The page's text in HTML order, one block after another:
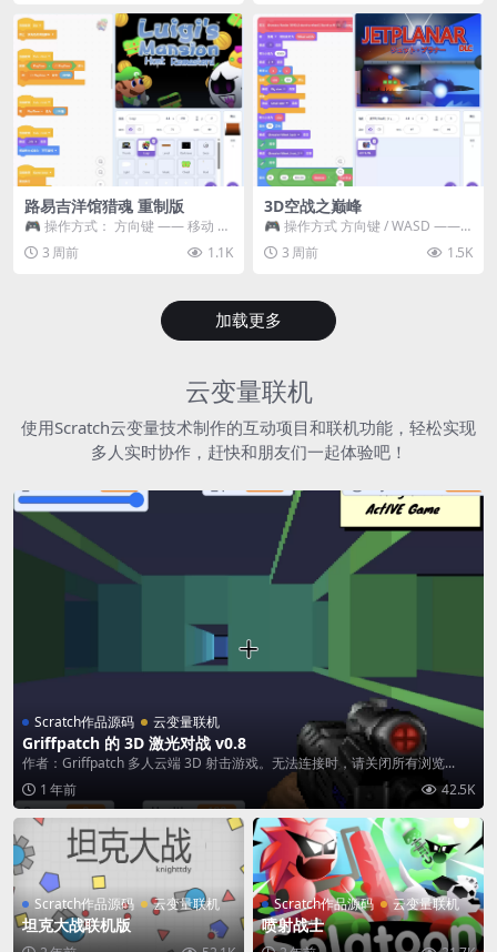
路易吉洋馆猎魂 重制版
🎮 操作方式： 方向键 —— 移动 &
跳跃 空格 —— 打开宝箱 将你...
3 周前 1.1K
3D空战之巅峰
🎮 操作方式 方向键 / WASD ——
移动 Z / K —— 射击 / 攻击...
3 周前 1.5K
加载更多
云变量联机
使用Scratch云变量技术制作的互动项目和联机功能，轻松实现
多人实时协作，赶快和朋友们一起体验吧！
Scratch作品源码 云变量联机
Griffpatch 的 3D 激光对战 v0.8
作者：Griffpatch 多人云端 3D 射击游戏。无法连接时，请关闭所有浏览...
1 年前
42.5K
Scratch作品源码 云变量联机
坦克大战联机版
Scratch作品源码 云变量联机
喷射战士